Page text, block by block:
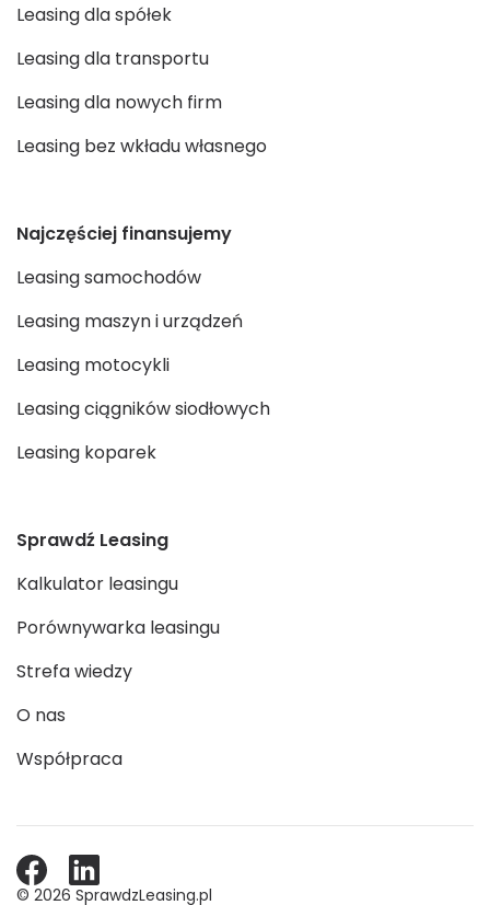
Leasing dla spółek
Leasing dla transportu
Leasing dla nowych firm
Leasing bez wkładu własnego
Najczęściej finansujemy
Leasing samochodów
Leasing maszyn i urządzeń
Leasing motocykli
Leasing ciągników siodłowych
Leasing koparek
Sprawdź Leasing
Kalkulator leasingu
Porównywarka leasingu
Strefa wiedzy
O nas
Współpraca
© 2026 SprawdzLeasing.pl